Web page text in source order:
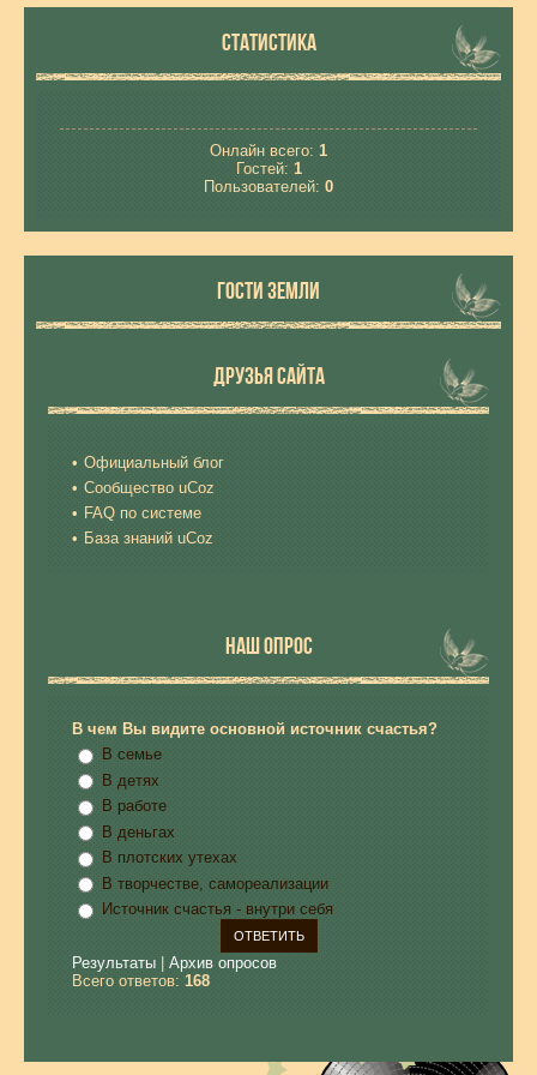
СТАТИСТИКА
Онлайн всего: 1
Гостей: 1
Пользователей: 0
ГОСТИ ЗЕМЛИ
ДРУЗЬЯ САЙТА
Официальный блог
Сообщество uCoz
FAQ по системе
База знаний uCoz
НАШ ОПРОС
В чем Вы видите основной источник счастья?
В семье
В детях
В работе
В деньгах
В плотских утехах
В творчестве, самореализации
Источник счастья - внутри себя
Результаты
Архив опросов
Всего ответов: 168